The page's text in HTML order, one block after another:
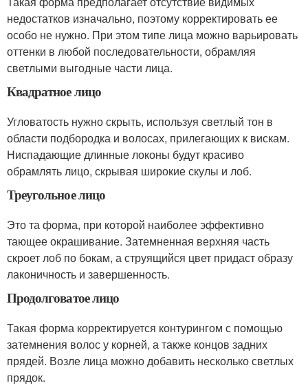
недостатков изначально, поэтому корректировать ее
особо не нужно. При этом типе лица можно варьировать
оттенки в любой последовательности, обрамляя
светлыми выгодные части лица.
Квадратное лицо
Угловатость нужно скрыть, используя светлый тон в
области подбородка и волосах, прилегающих к вискам.
Ниспадающие длинные локоны будут красиво
обрамлять лицо, скрывая широкие скулы и лоб.
Треугольное лицо
Это та форма, при которой наиболее эффективно
тающее окрашивание. Затемненная верхняя часть
скроет лоб по бокам, а струящийся цвет придаст образу
лаконичность и завершенность.
Продолговатое лицо
Такая форма корректируется контурингом с помощью
затемнения волос у корней, а также концов задних
прядей. Возле лица можно добавить несколько светлых
прядок.